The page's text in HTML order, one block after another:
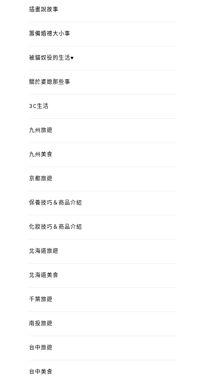
插畫說故事
籌備婚禮大小事
被貓奴役的生活♥
關於婆媳那些事
3C生活
九州旅遊
九州美食
京都旅遊
保養技巧＆商品介紹
化妝技巧＆商品介紹
北海道旅遊
北海道美食
千葉旅遊
南投旅遊
台中旅遊
台中美食